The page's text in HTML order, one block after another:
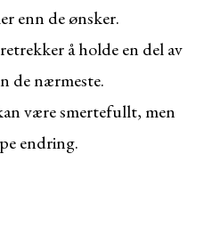
enn de ønsker.
å holde en del av
de nærmeste.
være smertefullt, men
endring.